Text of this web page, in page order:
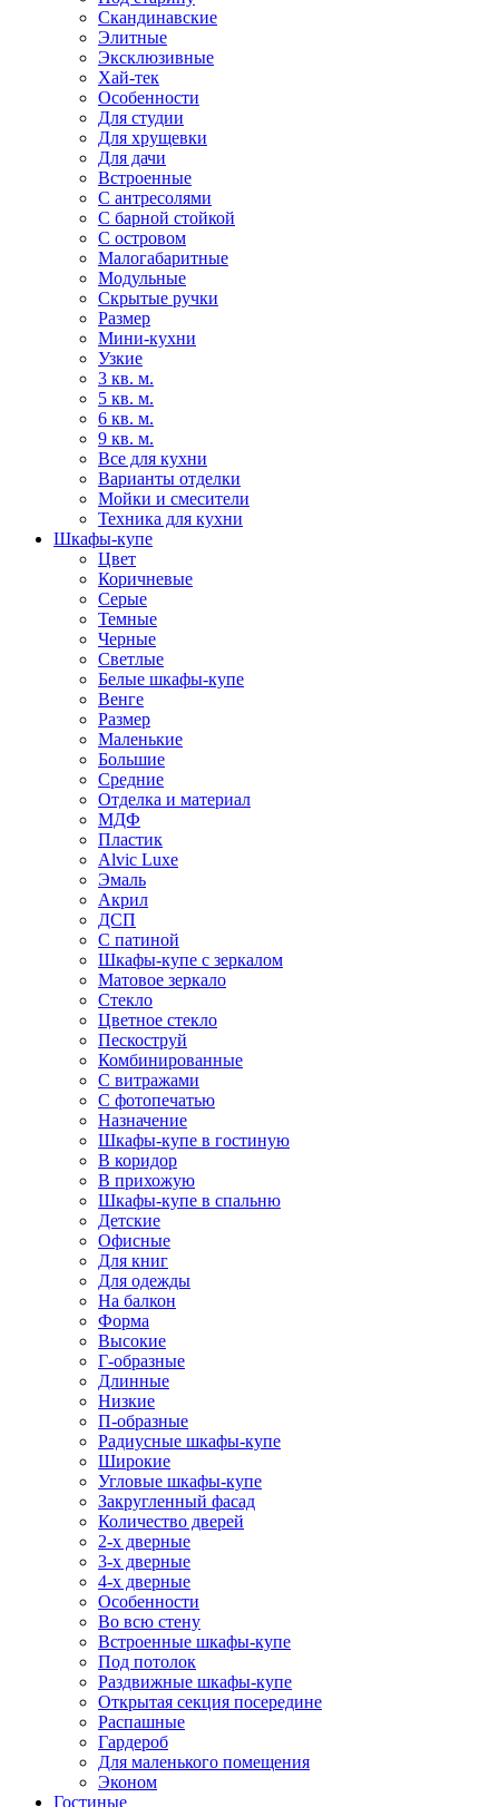
Скандинавские
Элитные
Эксклюзивные
Хай-тек
Особенности
Для студии
Для хрущевки
Для дачи
Встроенные
С антресолями
С барной стойкой
С островом
Малогабаритные
Модульные
Скрытые ручки
Размер
Мини-кухни
Узкие
3 кв. м.
5 кв. м.
6 кв. м.
9 кв. м.
Все для кухни
Варианты отделки
Мойки и смесители
Техника для кухни
Шкафы-купе
Цвет
Коричневые
Серые
Темные
Черные
Светлые
Белые шкафы-купе
Венге
Размер
Маленькие
Большие
Средние
Отделка и материал
МДФ
Пластик
Alvic Luxe
Эмаль
Акрил
ДСП
С патиной
Шкафы-купе с зеркалом
Матовое зеркало
Стекло
Цветное стекло
Пескоструй
Комбинированные
С витражами
С фотопечатью
Назначение
Шкафы-купе в гостиную
В коридор
В прихожую
Шкафы-купе в спальню
Детские
Офисные
Для книг
Для одежды
На балкон
Форма
Высокие
Г-образные
Длинные
Низкие
П-образные
Радиусные шкафы-купе
Широкие
Угловые шкафы-купе
Закругленный фасад
Количество дверей
2-х дверные
3-х дверные
4-х дверные
Особенности
Во всю стену
Встроенные шкафы-купе
Под потолок
Раздвижные шкафы-купе
Открытая секция посередине
Распашные
Гардероб
Для маленького помещения
Эконом
Гостиные